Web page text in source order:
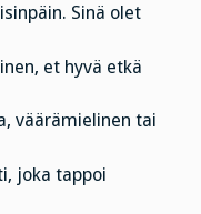
Sinä olet
et hyvä etkä
väärämielinen tai
joka tappoi